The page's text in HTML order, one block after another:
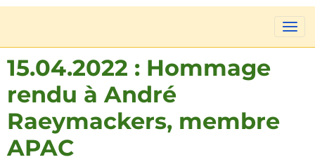
15.04.2022 : Hommage
rendu à André
Raeymackers, membre
APAC